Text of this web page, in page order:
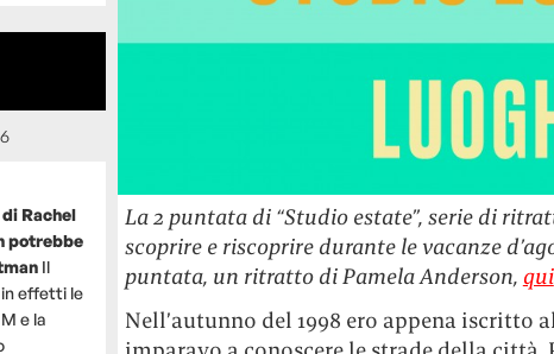
Rachel
potrebbe
Il
in effetti le
e la
La 2 puntata di “Studio estate”, serie di
scoprire e riscoprire durante le vacanze
puntata, un ritratto di Pamela Anderson, qui
Nell’autunno del 1998 ero appena iscritto